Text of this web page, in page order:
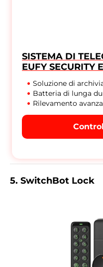
SISTEMA DI
EUFY SECURITY
Soluzione di
Batteria di lunga
Rilevamento
5. SwitchBot Lock